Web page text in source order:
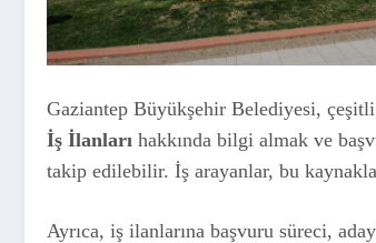
Gaziantep Büyükşehir Belediyesi,
İş İlanları hakkında bilgi almak ve
takip edilebilir. İş arayanlar, bu
Ayrıca, iş ilanlarına başvuru süreci,